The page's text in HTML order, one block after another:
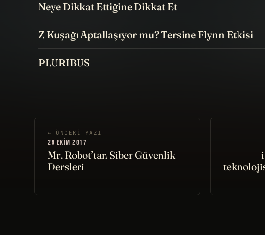
Neye Dikkat Ettiğine Dikkat Et
Z Kuşağı Aptallaşıyor mu? Tersine Flynn Etkisi
PLURIBUS
← ÖNCEKI YAZI
29 EKIM 2017
Mr. Robot’tan Siber Güvenlik
Dersleri